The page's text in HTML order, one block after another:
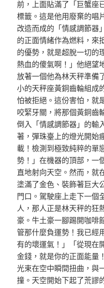
前，上面貼滿了「巨蟹座
標籤。這是他用廢棄的唱
改造而成的「情感調節器
的正面情緒作為燃料，來
的優勢，就是超脫一切的
熱血的傻氣啊！」他絕望
放著一個他為林天秤準備
小的天秤座黃銅齒輪組成
怕被拒絕。這份害怕，就
咬緊牙關，將那個黃銅齒
倒入「情感調節器」的輸
著，彈珠臺上的燈光開始
載！檢測到極致純粹的單
勢！」在機器的頂部，一
直地射向天空。然而，就
塗滿了金色、裝飾著巨大
門口。駕駛座上走下一個
人，那人正是林天秤的
豪。牛土豪一腳踢開咖啡
管那什麼負運勢！我已經
有的壞運氣！」「從現在
金錢，就是你的正面能量
光束在空中瞬間扭曲，與
撞。天空開始下起了荒謬